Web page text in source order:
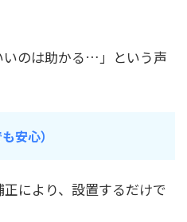
いのは助かる…」という声
安心）
により、設置するだけで